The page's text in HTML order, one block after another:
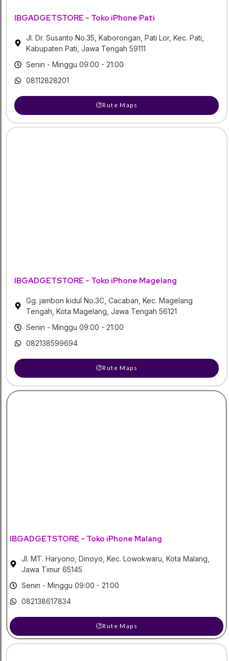
IBGADGETSTORE - Toko iPhone Pati
Jl. Dr. Susanto No.35, Kaborongan, Pati Lor, Kec. Pati,
Kabupaten Pati, Jawa Tengah 59111
Senin - Minggu 09:00 - 21:00
08112828201
Rute Maps
IBGADGETSTORE - Toko iPhone Magelang
Gg. jambon kidul No.3C, Cacaban, Kec. Magelang
Tengah, Kota Magelang, Jawa Tengah 56121
Senin - Minggu 09:00 - 21:00
082138599694
Rute Maps
IBGADGETSTORE - Toko iPhone Malang
Jl. MT. Haryono, Dinoyo, Kec. Lowokwaru, Kota Malang,
Jawa Timur 65145
Senin - Minggu 09:00 - 21:00
082138617834
Rute Maps